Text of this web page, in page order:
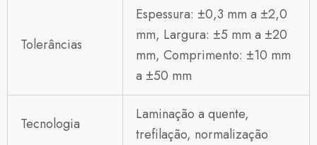
Tolerâncias
Espessura: ±0,3 mm a ±2,0
mm, Largura: ±5 mm a ±20
mm, Comprimento: ±10 mm
a ±50 mm
Tecnologia
Laminação a quente,
trefilação, normalização